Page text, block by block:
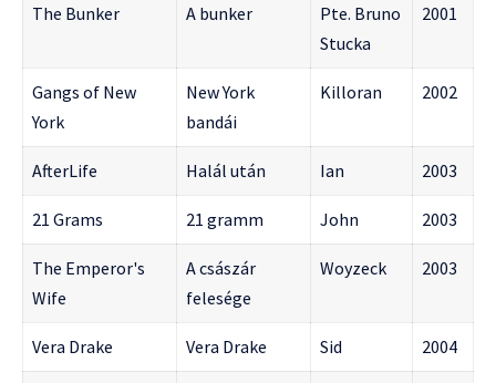
The Bunker A bunker
Pte. Bruno
Stucka
2001
Gangs of New
York
New York
bandái
Killoran 2002
AfterLife Halál után Ian 2003
21 Grams 21 gramm John 2003
The Emperor's
Wife
A császár
felesége
Woyzeck 2003
Vera Drake Vera Drake Sid 2004